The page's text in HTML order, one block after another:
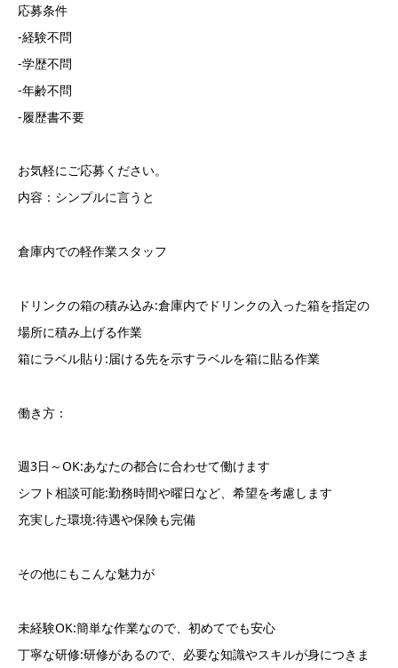
応募条件
-経験不問
-学歴不問
-年齢不問
-履歴書不要
お気軽にご応募ください。
内容：シンプルに言うと
倉庫内での軽作業スタッフ
ドリンクの箱の積み込み:倉庫内でドリンクの入った箱を指定の
場所に積み上げる作業
箱にラベル貼り:届ける先を示すラベルを箱に貼る作業
働き方：
週3日～OK:あなたの都合に合わせて働けます
シフト相談可能:勤務時間や曜日など、希望を考慮します
充実した環境:待遇や保険も完備
その他にもこんな魅力が
未経験OK:簡単な作業なので、初めてでも安心
丁寧な研修:研修があるので、必要な知識やスキルが身につきま